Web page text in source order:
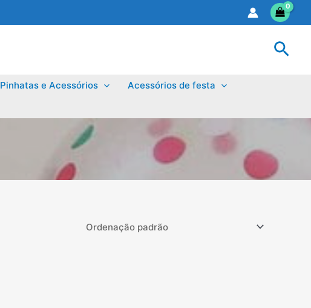
Pinhatas e Acessórios
Acessórios de festa